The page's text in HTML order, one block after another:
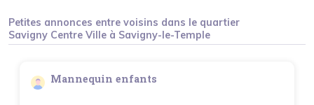
Petites annonces entre voisins dans le quartier
Savigny Centre Ville à Savigny-le-Temple
Mannequin enfants